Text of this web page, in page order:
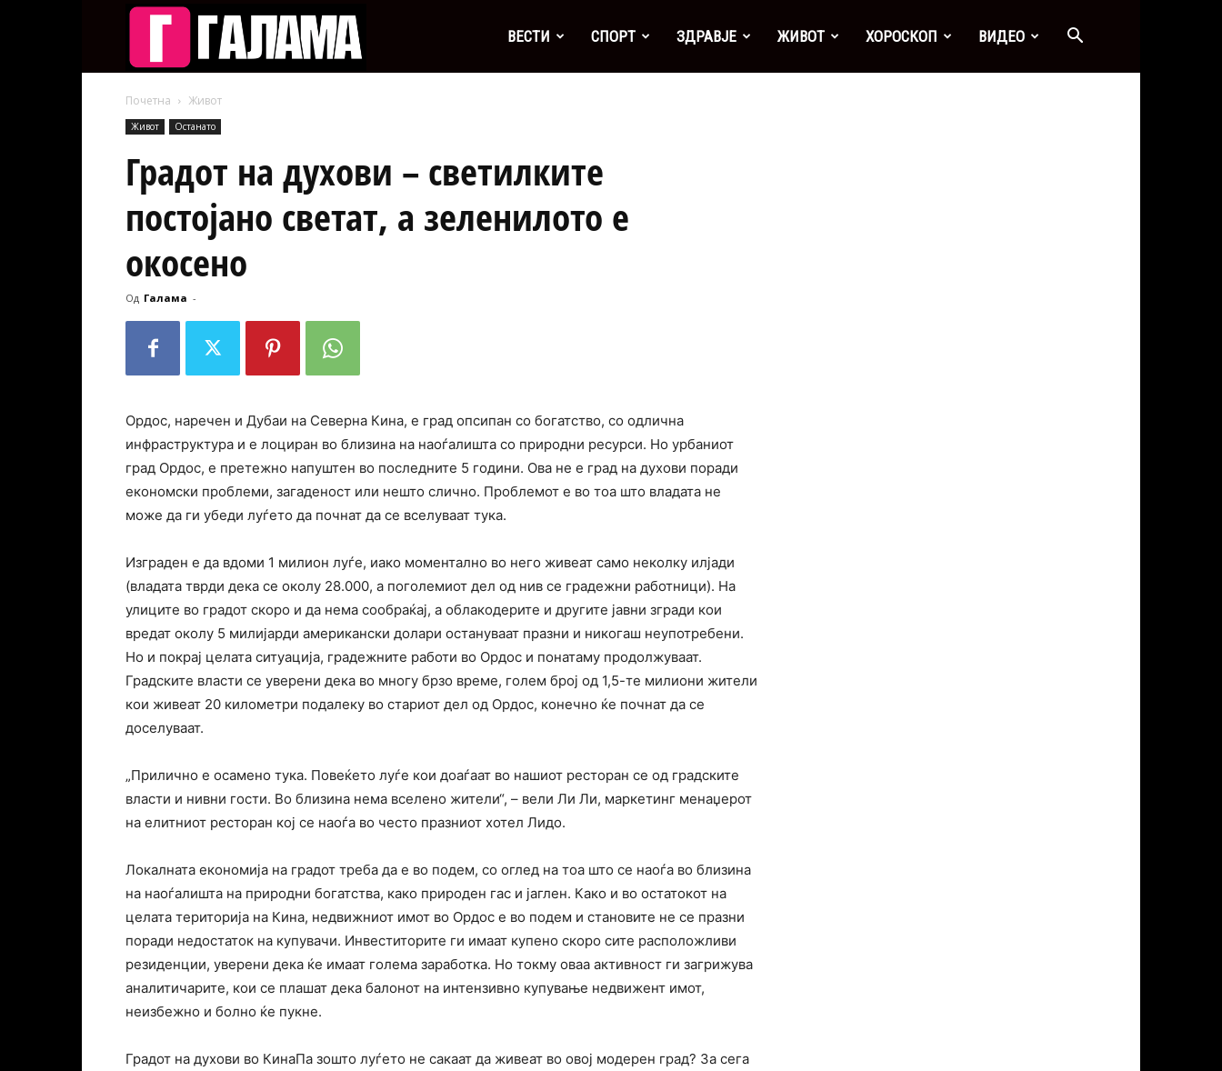
ВЕСТИ СПОРТ ЗДРАВЈЕ ЖИВОТ ХОРОСКОП ВИДЕО
Почетна Живот
Живот Останато
Градот на духови – светилките
постојано светат, а зеленилото е
окосено
Од Галама -
Ордос, наречен и Дубаи на Северна Кина, е град опсипан со богатство, со одлична
инфраструктура и е лоциран во близина на наоѓалишта со природни ресурси. Но урбаниот
град Ордос, е претежно напуштен во последните 5 години. Ова не е град на духови поради
економски проблеми, загаденост или нешто слично. Проблемот е во тоа што владата не
може да ги убеди луѓето да почнат да се вселуваат тука.
Изграден е да вдоми 1 милион луѓе, иако моментално во него живеат само неколку илјади
(владата тврди дека се околу 28.000, а поголемиот дел од нив се градежни работници). На
улиците во градот скоро и да нема сообраќај, а облакодерите и другите јавни згради кои
вредат околу 5 милијарди американски долари остануваат празни и никогаш неупотребени.
Но и покрај целата ситуација, градежните работи во Ордос и понатаму продолжуваат.
Градските власти се уверени дека во многу брзо време, голем број од 1,5-те милиони жители
кои живеат 20 километри подалеку во стариот дел од Ордос, конечно ќе почнат да се
доселуваат.
„Прилично е осамено тука. Повеќето луѓе кои доаѓаат во нашиот ресторан се од градските
власти и нивни гости. Во близина нема вселено жители“, – вели Ли Ли, маркетинг менаџерот
на елитниот ресторан кој се наоѓа во често празниот хотел Лидо.
Локалната економија на градот треба да е во подем, со оглед на тоа што се наоѓа во близина
на наоѓалишта на природни богатства, како природен гас и јаглен. Како и во остатокот на
целата територија на Кина, недвижниот имот во Ордос е во подем и становите не се празни
поради недостаток на купувачи. Инвеститорите ги имаат купено скоро сите расположливи
резиденции, уверени дека ќе имаат голема заработка. Но токму оваа активност ги загрижува
аналитичарите, кои се плашат дека балонот на интензивно купување недвижент имот,
неизбежно и болно ќе пукне.
Градот на духови во КинаПа зошто луѓето не сакаат да живеат во овој модерен град? За сега